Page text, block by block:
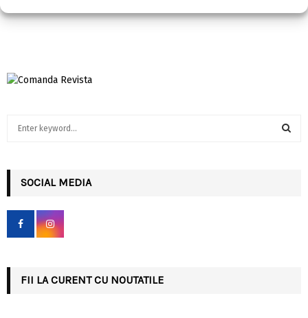
h
f
r
SOCIAL MEDIA
FII LA CURENT CU NOUTATILE